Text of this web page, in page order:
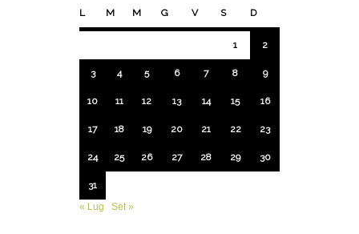
L M M G V S D
1 2
3 4 5 6 7 8 9
10 11 12 13 14 15 16
17 18 19 20 21 22 23
24 25 26 27 28 29 30
31
« Lug
Set »